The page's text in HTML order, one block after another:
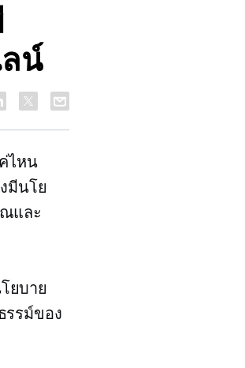
น์
ไหน
มีนโย
และ
ยบาย
รรม์ของ